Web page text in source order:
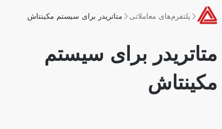
پلتفرم‌های معاملاتی متاتریدر برای سیستم مکینتاش
برای سیستم